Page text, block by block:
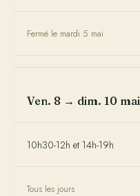
Fermé le mardi 5 mai
Ven. 8 → dim. 10 mai
10h30-12h et 14h-19h
Tous les jours